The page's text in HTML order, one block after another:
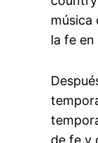
música
la fe
de fe y